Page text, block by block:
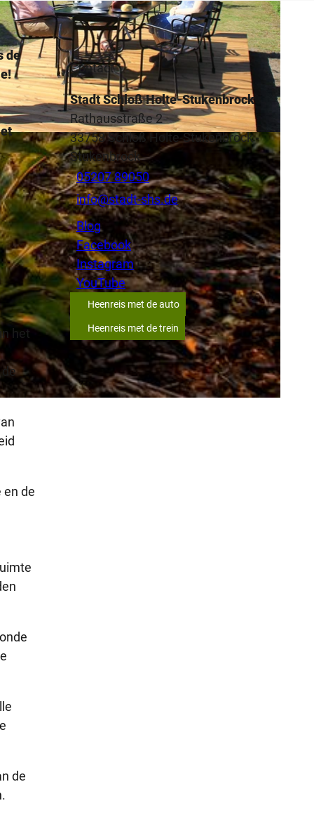
Doris Kiener |CC-BY-SA
de
het
en de
de
Contact
Stadt Schloß Holte-Stukenbrock
Rathausstraße 2
33758Schloß Holte-Stukenbrock-
Stukenbrock
05207 89050
info@stadt-shs.de
Blog
Facebook
Instagram
YouTube
Heenreis met de auto
Heenreis met de trein